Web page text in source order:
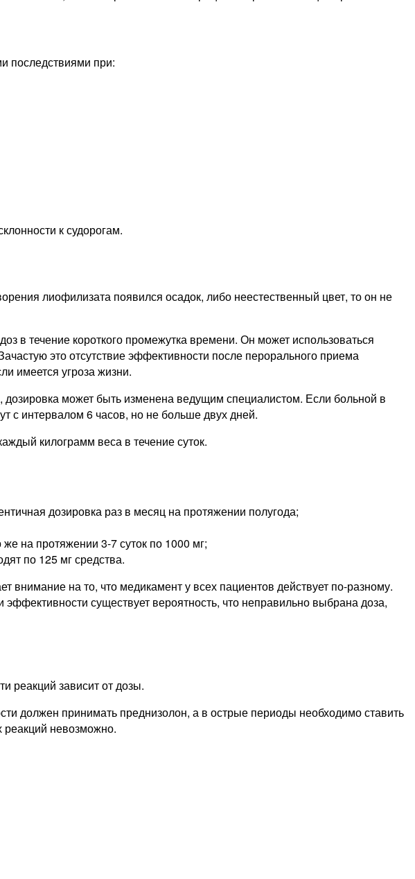
последствиями при:
к судорогам.
лиофилизата появился осадок, либо неестественный цвет, то он не
в течение короткого промежутка времени. Он может использоваться
это отсутствие эффективности после перорального приема
имеется угроза жизни.
дозировка может быть изменена ведущим специалистом. Если больной в
с интервалом 6 часов, но не больше двух дней.
килограмм веса в течение суток.
дозировка раз в месяц на протяжении полугода;
на протяжении 3-7 суток по 1000 мг;
по 125 мг средства.
на то, что медикамент у всех пациентов действует по-разному.
существует вероятность, что неправильно выбрана доза,
реакций зависит от дозы.
должен принимать преднизолон, а в острые периоды необходимо ставить
реакций невозможно.